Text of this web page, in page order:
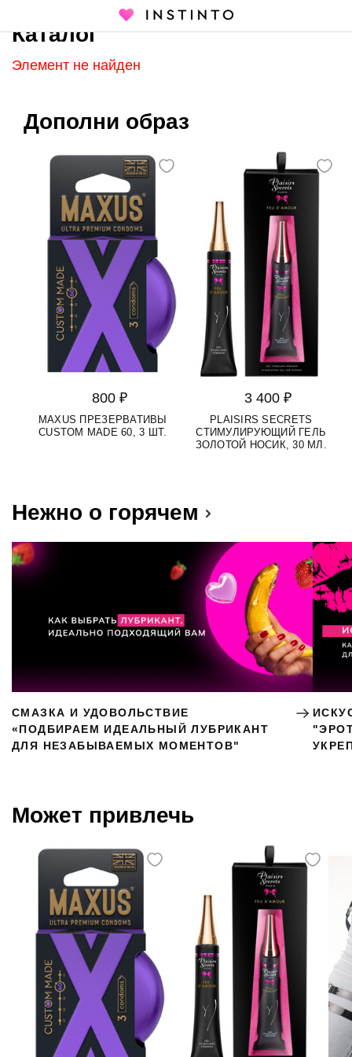
Каталог
Каталог
Элемент не найден
Дополни образ
800 ₽
MAXUS ПРЕЗЕРВАТИВЫ
CUSTOM MADE 60, 3 ШТ.
3 400 ₽
PLAISIRS SECRETS
СТИМУЛИРУЮЩИЙ ГЕЛЬ
ЗОЛОТОЙ НОСИК, 30 МЛ.
Нежно о горячем
СМАЗКА И УДОВОЛЬСТВИЕ
«ПОДБИРАЕМ ИДЕАЛЬНЫЙ ЛУБРИКАНТ
ДЛЯ НЕЗАБЫВАЕМЫХ МОМЕНТОВ"
Может привлечь